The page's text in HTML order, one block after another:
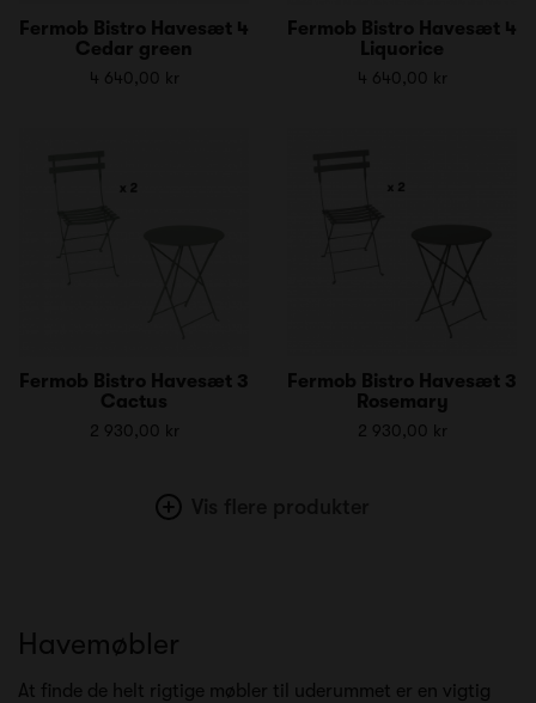
Fermob Bistro Havesæt 4
Cedar green
4 640,00 kr
Fermob Bistro Havesæt 4
Liquorice
4 640,00 kr
Fermob Bistro Havesæt 3
Cactus
2 930,00 kr
Fermob Bistro Havesæt 3
Rosemary
2 930,00 kr
Havemøbler
At finde de helt rigtige møbler til uderummet er en vigtig